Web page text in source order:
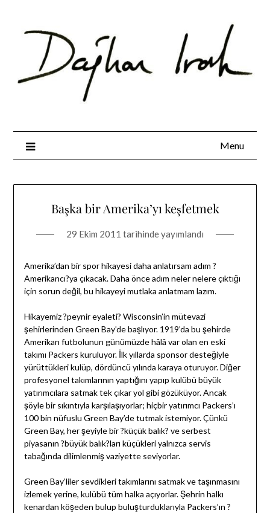
content
Menu
Başka bir Amerika’yı keşfetmek
29 Ekim 2011 tarihinde yayımlandı
Amerika’dan bir spor hikayesi daha anlatırsam adım ?
Amerikancı?ya çıkacak. Daha önce adım neler nelere çıktığı
için sorun değil, bu hikayeyi mutlaka anlatmam lazım.
Hikayemiz ?peynir eyaleti? Wisconsin’in mütevazi
şehirlerinden Green Bay’de başlıyor. 1919’da bu şehirde
Amerikan futbolunun günümüzde hâlâ var olan en eski
takımı Packers kuruluyor. İlk yıllarda sponsor desteğiyle
yürüttükleri kulüp, dördüncü yılında karaya oturuyor. Diğer
profesyonel takımlarının yaptığını yapıp kulübü büyük
yatırımcılara satmak tek çıkar yol gibi gözüküyor. Ancak
şöyle bir sıkıntıyla karşılaşıyorlar; hiçbir yatırımcı Packers’ı
100 bin nüfuslu Green Bay’de tutmak istemiyor. Çünkü
Green Bay, her şeyiyle bir ?küçük balık? ve serbest
piyasanın ?büyük balık?ları küçükleri yalnızca servis
tabağında dilimlenmiş vaziyette seviyorlar.
Green Bay’liler sevdikleri takımlarını satmak ve taşınmasını
izlemek yerine, kulübü tüm halka açıyorlar. Şehrin halkı
kenardan köşeden bulup buluşturduklarıyla Packers’ın ?